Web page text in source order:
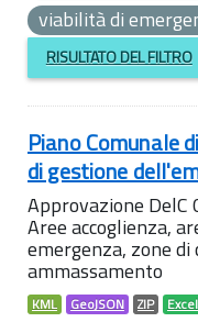
viabilità di
RISULTATO DEL FILTRO
Piano Comunale
di gestione
Approvazione
Aree accoglienza,
emergenza, zone
ammassamento
KML GeoJSON ZIP